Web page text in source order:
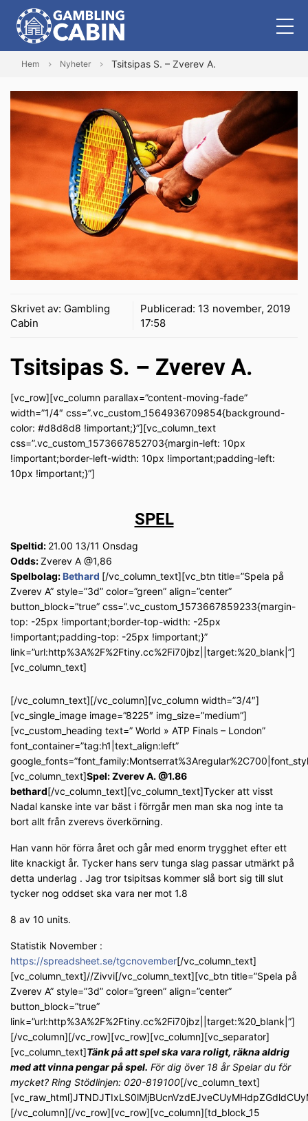
Hem Nyheter Tsitsipas S. – Zverev A.
Skrivet av: Gambling
Cabin
Publicerad: 13 november, 2019
17:58
Tsitsipas S. – Zverev A.
[vc_row][vc_column parallax=”content-moving-fade”
width=”1/4″ css=”.vc_custom_1564936709854{background-
color: #d8d8d8 !important;}”][vc_column_text
css=”.vc_custom_1573667852703{margin-left: 10px
!important;border-left-width: 10px !important;padding-left:
10px !important;}”]
SPEL
Speltid: 21.00 13/11 Onsdag
Odds:Zverev A @1,86
Spelbolag:Bethard [/vc_column_text][vc_btn title=”Spela på
Zverev A” style=”3d” color=”green” align=”center”
button_block=”true” css=”.vc_custom_1573667859233{margin-
top: -25px !important;border-top-width: -25px
!important;padding-top: -25px !important;}”
link=”url:http%3A%2F%2Ftiny.cc%2Fi70jbz||target:%20_blank|”]
[vc_column_text]
[/vc_column_text][/vc_column][vc_column width=”3/4″]
[vc_single_image image=”8225″ img_size=”medium”]
[vc_custom_heading text=” World » ATP Finals – London”
font_container=”tag:h1|text_align:left”
[vc_column_text]Spel: Zverev A. @1.86
bethard[/vc_column_text][vc_column_text]Tycker att visst
Nadal kanske inte var bäst i förrgår men man ska nog inte ta
bort allt från zverevs överkörning.
Han vann hör förra året och går med enorm trygghet efter ett
lite knackigt år. Tycker hans serv tunga slag passar utmärkt på
detta underlag . Jag tror tsipitsas kommer slå bort sig till slut
tycker nog oddset ska vara ner mot 1.8
8 av 10 units.
Statistik November :
https://spreadsheet.se/tgcnovember[/vc_column_text]
[vc_column_text]//Zivvi[/vc_column_text][vc_btn title=”Spela på
Zverev A” style=”3d” color=”green” align=”center”
button_block=”true”
link=”url:http%3A%2F%2Ftiny.cc%2Fi70jbz||target:%20_blank|”]
[/vc_column][/vc_row][vc_row][vc_column][vc_separator]
[vc_column_text]Tänk på att spel ska vara roligt, räkna aldrig
med att vinna pengar på spel. För dig över 18 år Spelar du för
mycket? Ring Stödlinjen: 020-819100[/vc_column_text]
[/vc_column][/vc_row][vc_row][vc_column][td_block_15